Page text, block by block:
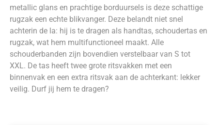
metallic glans en prachtige borduursels is deze schattige
rugzak een echte blikvanger. Deze belandt niet snel
achterin de la: hij is te dragen als handtas, schoudertas en
rugzak, wat hem multifunctioneel maakt. Alle
schouderbanden zijn bovendien verstelbaar van S tot
XXL. De tas heeft twee grote ritsvakken met een
binnenvak en een extra ritsvak aan de achterkant: lekker
veilig. Durf jij hem te dragen?